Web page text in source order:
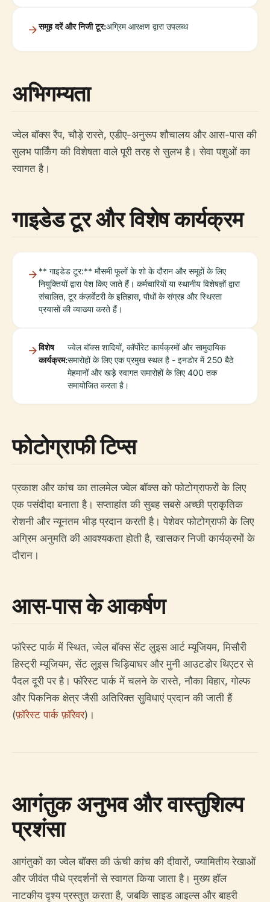
समूह दरें और निजी टूर:अग्रिम आरक्षण द्वारा उपलब्ध
अभिगम्यता
ज्वेल बॉक्स रैंप, चौड़े रास्ते, एडीए-अनुरूप शौचालय और आस-पास की
सुलभ पार्किंग की विशेषता वाले पूरी तरह से सुलभ है। सेवा पशुओं का
स्वागत है।
गाइडेड टूर और विशेष कार्यक्रम
** गाइडेड टूर:** मौसमी फूलों के शो के दौरान और समूहों के लिए
नियुक्तियों द्वारा पेश किए जाते हैं। कर्मचारियों या स्थानीय विशेषज्ञों द्वारा
संचालित, टूर कंज़र्वेटरी के इतिहास, पौधों के संग्रह और स्थिरता
प्रयासों की व्याख्या करते हैं।
विशेष
कार्यक्रम:
ज्वेल बॉक्स शादियों, कॉर्पोरेट कार्यक्रमों और सामुदायिक
समारोहों के लिए एक प्रमुख स्थल है - इनडोर में 250 बैठे
मेहमानों और खड़े स्वागत समारोहों के लिए 400 तक
समायोजित करता है।
फोटोग्राफी टिप्स
प्रकाश और कांच का तालमेल ज्वेल बॉक्स को फोटोग्राफरों के लिए
एक पसंदीदा बनाता है। सप्ताहांत की सुबह सबसे अच्छी प्राकृतिक
रोशनी और न्यूनतम भीड़ प्रदान करती है। पेशेवर फोटोग्राफी के लिए
अग्रिम अनुमति की आवश्यकता होती है, खासकर निजी कार्यक्रमों के
दौरान।
आस-पास के आकर्षण
फॉरेस्ट पार्क में स्थित, ज्वेल बॉक्स सेंट लुइस आर्ट म्यूजियम, मिसौरी
हिस्ट्री म्यूजियम, सेंट लुइस चिड़ियाघर और मुनी आउटडोर थिएटर से
पैदल दूरी पर है। फॉरेस्ट पार्क में चलने के रास्ते, नौका विहार, गोल्फ
और पिकनिक क्षेत्र जैसी अतिरिक्त सुविधाएं प्रदान की जाती हैं
(फ़ॉरेस्ट पार्क फ़ॉरेवर)।
आगंतुक अनुभव और वास्तुशिल्प
प्रशंसा
आगंतुकों का ज्वेल बॉक्स की ऊंची कांच की दीवारों, ज्यामितीय रेखाओं
और जीवंत पौधे प्रदर्शनों से स्वागत किया जाता है। मुख्य हॉल
नाटकीय दृश्य प्रस्तुत करता है, जबकि साइड आइल्स और बाहरी